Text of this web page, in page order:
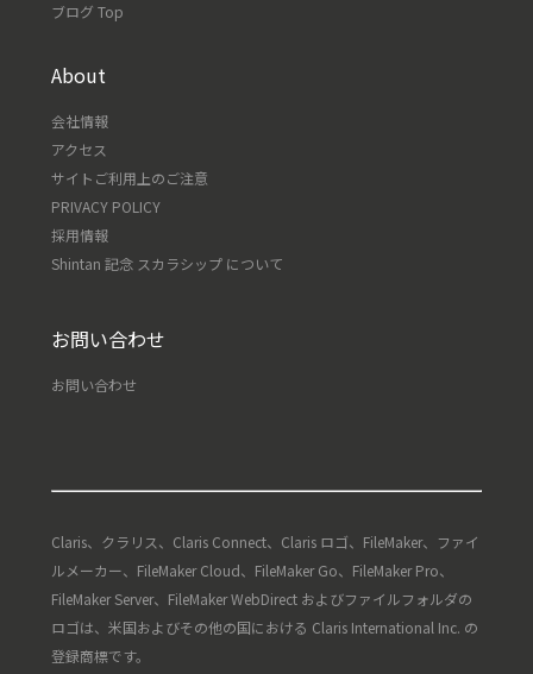
ブログ Top
About
会社情報
アクセス
サイトご利用上のご注意
PRIVACY POLICY
採用情報
Shintan 記念 スカラシップ について
お問い合わせ
お問い合わせ
Claris、クラリス、Claris Connect、Claris ロゴ、FileMaker、ファイ
ルメーカー、FileMaker Cloud、FileMaker Go、FileMaker Pro、
FileMaker Server、FileMaker WebDirect およびファイルフォルダの
ロゴは、米国およびその他の国における Claris International Inc. の
登録商標です。